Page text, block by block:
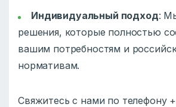
Индивидуальный подход:
решения, которые полностью
вашим потребностям и
нормативам.
Свяжитесь с нами по телефону